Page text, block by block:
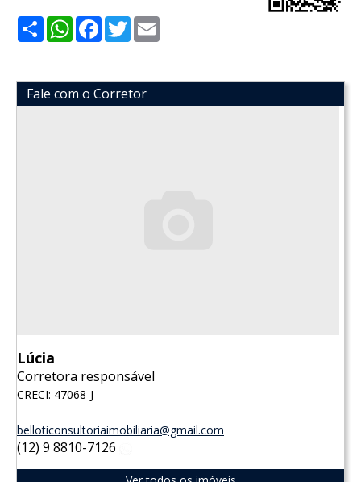
ShareWhatsApp
Facebook
Twitter
Fale com o Corretor
Lúcia
Corretora responsável
CRECI: 47068-J
belloticonsultoriaimobiliaria@gmail.com
(12) 9 8810-7126